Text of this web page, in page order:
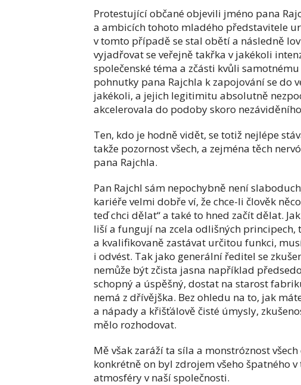
Protestující občané objevili jméno pana
a ambicích tohoto mladého představitele
v tomto případě se stal obětí a následně
vyjadřovat se veřejně takřka v jakékoli
společenské téma a zčásti kvůli
pohnutky pana Rajchla k zapojování se do
jakékoli, a jejich legitimitu absolutně
akcelerovala do podoby skoro
Ten, kdo je hodně vidět, se totiž nejlépe
takže pozornost všech, a zejména těch
pana Rajchla.
Pan Rajchl sám nepochybně není
kariéře velmi dobře ví, že chce-li člověk
teď chci dělat“ a také to hned začít dělat.
liší a fungují na zcela odlišných
a kvalifikovaně zastávat určitou funkci,
i odvést. Tak jako generální ředitel se
nemůže být zčista jasna například
schopný a úspěšný, dostat na starost
nemá z dřívějška. Bez ohledu na to, jak
a nápady a křišťálově čisté úmysly,
mělo rozhodovat.
Mě však zaráží ta síla a monstróznost
konkrétně on byl zdrojem všeho špatného
atmosféry v naší společnosti.